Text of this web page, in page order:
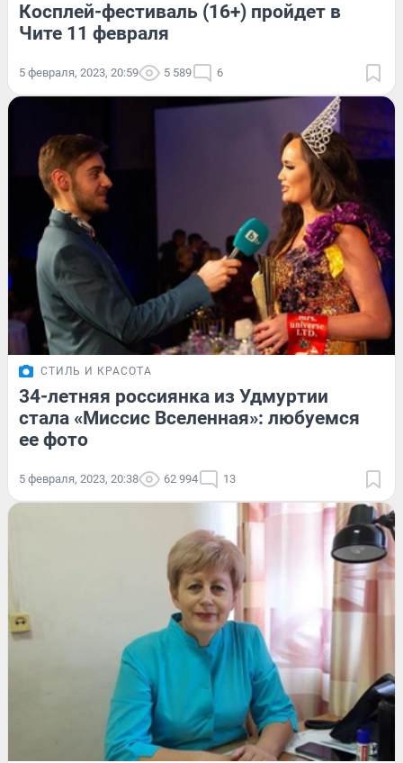
Косплей-фестиваль (16+) пройдет в
Чите 11 февраля
5 февраля, 2023, 20:59 5 589 6
СТИЛЬ И КРАСОТА
34-летняя россиянка из Удмуртии
стала «Миссис Вселенная»: любуемся
ее фото
5 февраля, 2023, 20:38 62 994 13